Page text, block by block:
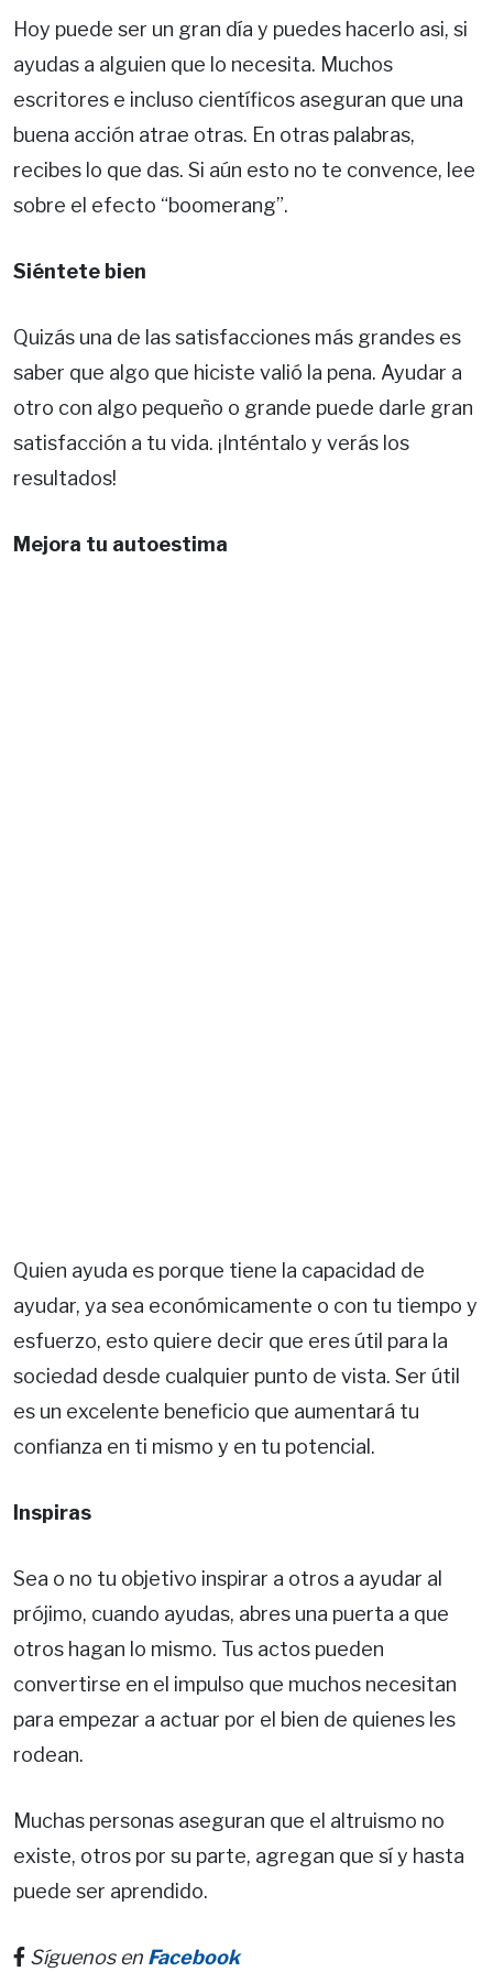
Hoy puede ser un gran día y puedes hacerlo asi, si
ayudas a alguien que lo necesita. Muchos
escritores e incluso científicos aseguran que una
buena acción atrae otras. En otras palabras,
recibes lo que das. Si aún esto no te convence, lee
sobre el efecto “boomerang”.
Siéntete bien
Quizás una de las satisfacciones más grandes es
saber que algo que hiciste valió la pena. Ayudar a
otro con algo pequeño o grande puede darle gran
satisfacción a tu vida. ¡Inténtalo y verás los
resultados!
Mejora tu autoestima
Quien ayuda es porque tiene la capacidad de
ayudar, ya sea económicamente o con tu tiempo y
esfuerzo, esto quiere decir que eres útil para la
sociedad desde cualquier punto de vista. Ser útil
es un excelente beneficio que aumentará tu
confianza en ti mismo y en tu potencial.
Inspiras
Sea o no tu objetivo inspirar a otros a ayudar al
prójimo, cuando ayudas, abres una puerta a que
otros hagan lo mismo. Tus actos pueden
convertirse en el impulso que muchos necesitan
para empezar a actuar por el bien de quienes les
rodean.
Muchas personas aseguran que el altruismo no
existe, otros por su parte, agregan que sí y hasta
puede ser aprendido.
Síguenos en Facebook